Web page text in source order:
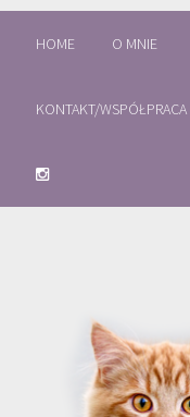
HOME O MNIE
KONTAKT/WSPÓŁPRACA